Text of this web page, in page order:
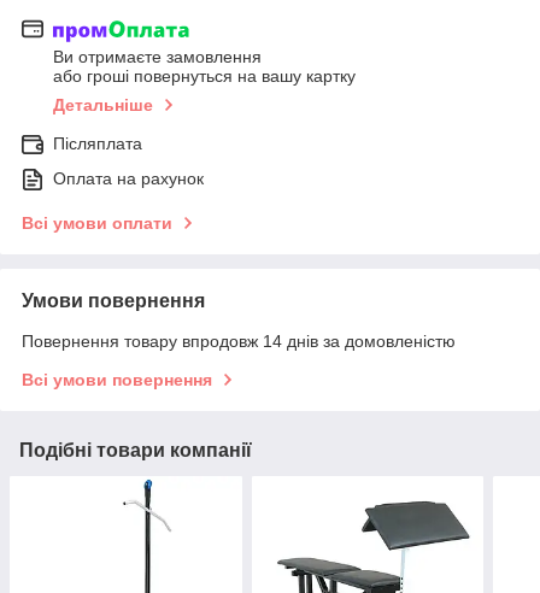
Ви отримаєте замовлення
або гроші повернуться на вашу картку
Детальніше
Післяплата
Оплата на рахунок
Всі умови оплати
Умови повернення
Повернення товару впродовж 14 днів за домовленістю
Всі умови повернення
Подібні товари компанії